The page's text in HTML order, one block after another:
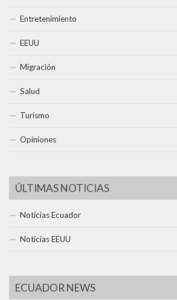
Entretenimiento
EEUU
Migración
Salud
Turismo
Opiniones
ÚLTIMAS NOTICIAS
Noticias Ecuador
Noticias EEUU
ECUADOR NEWS